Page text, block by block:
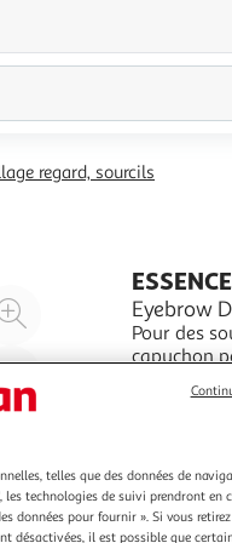
regard, sourcils
Agrandir
l'illustration
à
200%
Réduire
l'illustration
100
%
le
produit
ESSENCE
Eyebrow
Pour des
capuchon
sourcils au
En savoir +
telles que des données de
technologies de suivi prendront en
données pour fournir ». Si vous
désactivées, il est possible que